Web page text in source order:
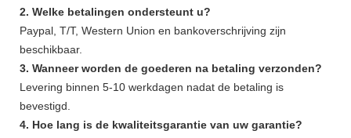
2. Welke betalingen ondersteunt u?
Paypal, T/T, Western Union en bankoverschrijving zijn
beschikbaar.
3. Wanneer worden de goederen na betaling verzonden?
Levering binnen 5-10 werkdagen nadat de betaling is
bevestigd.
4. Hoe lang is de kwaliteitsgarantie van uw garantie?